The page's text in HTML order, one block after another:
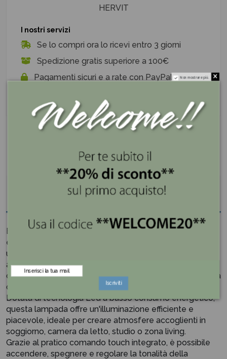
HERVIT
I nostri servizi
Se lo compri ora lo ricevi entro 3 giorni
Spedizione gratis superiore a 100€
Pagamenti sicuri e a rate con PayPal e Klarna
Elegante e moderna, la lampada led Botanica con stelo
è un complemento d'arredo dal design raffinato che
unisce estetica e funzionalità. Ispirata alle forme
armoniose della natura, si distingue per il suo stile
decorativo che dona un tocco di originalità e luminosità a
qualsiasi ambiente della casa o dell'ufficio.
Dotata di tecnologia Led a basso consumo energetico,
questa lampada offre un'illuminazione efficiente e
piacevole, ideale per creare atmosfere accoglienti in
soggiorno, camera da letto, studio o zona living.
Grazie al pratico comando touch integrato, è possibile
accendere, spegnere e regolare la tonalità della
Non mostrare più.
Iscriviti